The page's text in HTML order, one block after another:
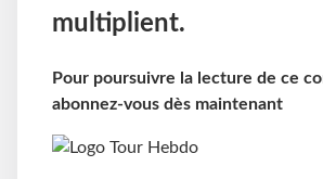
multiplient.
Pour poursuivre la lecture de ce
abonnez-vous dès maintenant